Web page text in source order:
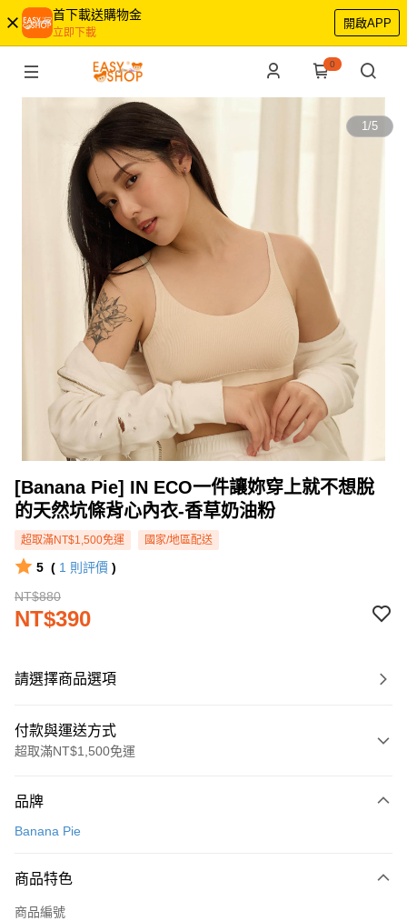
首下載送購物金
立即下載
開啟APP
0
1/5
[Banana Pie] IN ECO一件讓妳穿上就不想脫
的天然坑條背心內衣-香草奶油粉
超取滿NT$1,500免運 國家/地區配送
5 ( 1 則評價 )
NT$880
NT$390
請選擇商品選項
付款與運送方式
超取滿NT$1,500免運
信用卡一次付款
LINE Pay
Apple Pay
品牌
Banana Pie
商品特色
商品編號